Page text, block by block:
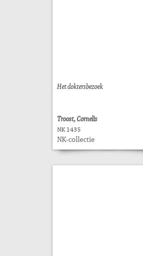
Het doktersbezoek
Troost, Cornelis
NK 1435
NK-collectie